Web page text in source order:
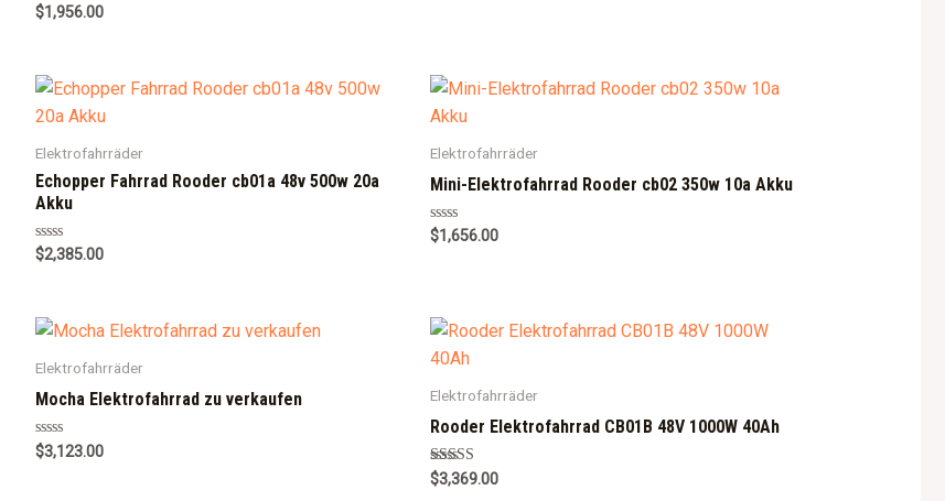
Rated
5.00
$1,956.00
Elektrofahrräder
Echopper Fahrrad Rooder cb01a 48v 500w 20a
Akku
Rated
0
$2,385.00
Elektrofahrräder
Mini-Elektrofahrrad Rooder cb02 350w 10a Akku
Rated
0
$1,656.00
Elektrofahrräder
Mocha Elektrofahrrad zu verkaufen
Rated
0
$3,123.00
Elektrofahrräder
Rooder Elektrofahrrad CB01B 48V 1000W 40Ah
Rated
5.00
$3,369.00